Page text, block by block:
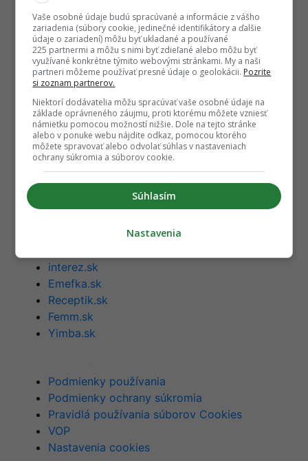
Kontakt
Inzercia
Cenník
Redakcia
Kariéra
Člen združenia IAB Slovakia
interez.sk
Emefka.sk
Receptik.sk
Femm.sk
Yimba.sk
Podmienky používania
Podmienky ochrany súkromia
Pravidlá používania súborov Cookies
VOP
Nastavenia cookies
Vaše osobné údaje budú spracúvané a informácie z vášho
zariadenia (súbory cookie, jedinečné identifikátory a ďalšie
údaje o zariadení) môžu byť ukladané a používané
225 partnermi a môžu s nimi byť zdieľané alebo môžu byť
využívané konkrétne týmito webovými stránkami. My a naši
partneri môžeme používať presné údaje o geolokácii. Pozrite
si zoznam partnerov.
Niektorí dodávatelia môžu spracúvať vaše osobné údaje na
základe oprávneného záujmu, proti ktorému môžete vzniesť
námietku pomocou možností nižšie. Dole na tejto stránke
alebo v ponuke webu nájdite odkaz, pomocou ktorého
môžete spravovať alebo odvolať súhlas v nastaveniach
ochrany súkromia a súborov cookie.
Súhlasím
Nastavenia